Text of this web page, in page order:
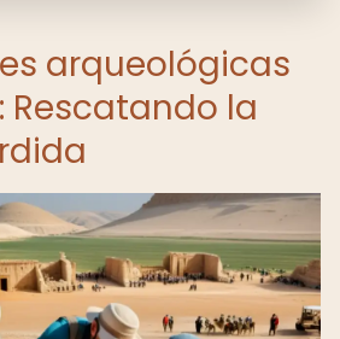
arqueológicas
Rescatando la